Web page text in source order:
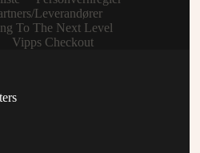
Leverandører
To The Next Level
Vipps Checkout